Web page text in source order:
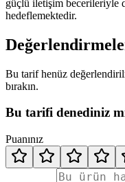
güçlü iletişim becerileriyle
hedeflemektedir.
Bu tarif henüz
bırakın.
Bu tarifi denediniz
Puanınız